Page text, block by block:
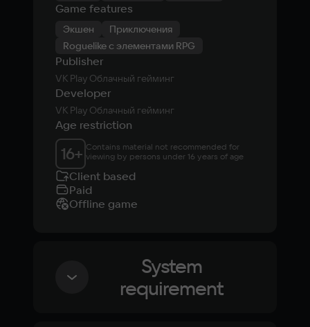
Game features
Экшен
Приключения
Roguelike с элементами RPG
Publisher
VK Play Облачный гейминг
Developer
VK Play Облачный гейминг
Age restriction
16+ Contains material not recommended for
viewing by persons under 16 years of age
Client based
Paid
Offline game
System
requirement